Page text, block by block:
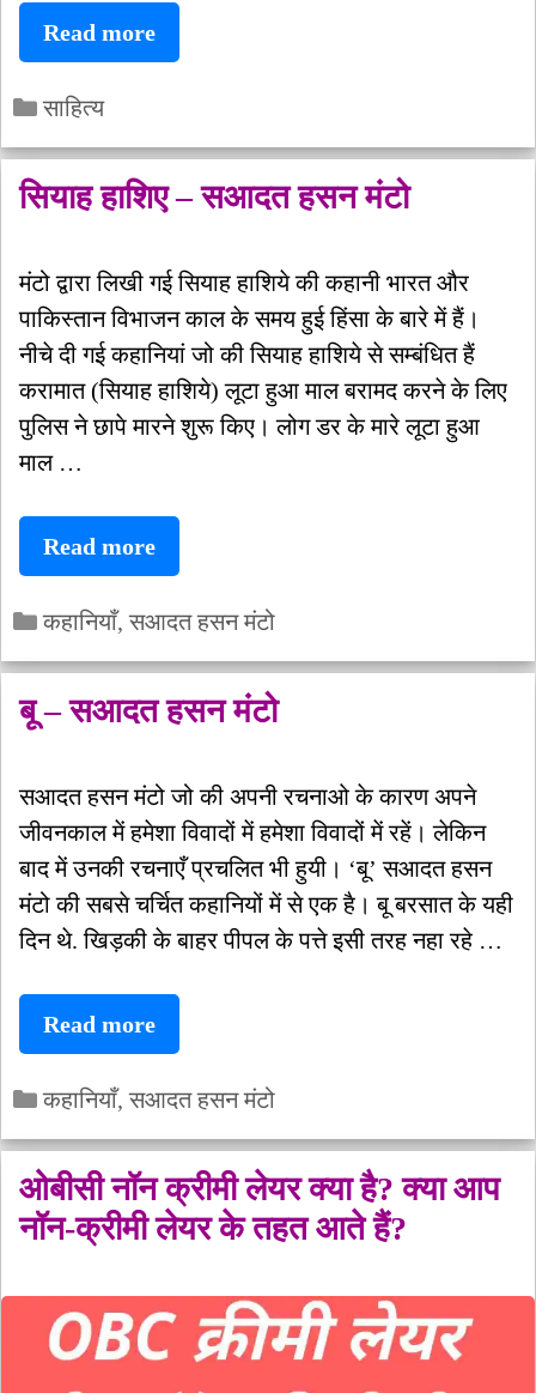
Read moreमैं
नास्तिक
भगत
का
पत्र
Categories
साहित्य
सियाह हाशिए – सआदत हसन मंटो
मंटो द्वारा लिखी गई सियाह हाशिये की कहानी भारत और
पाकिस्तान विभाजन काल के समय हुई हिंसा के बारे में हैं।
नीचे दी गई कहानियां जो की सियाह हाशिये से सम्बंधित हैं
करामात (सियाह हाशिये) लूटा हुआ माल बरामद करने के लिए
पुलिस ने छापे मारने शुरू किए। लोग डर के मारे लूटा हुआ
माल …
Read moreसियाह
हाशिए
–
मंटो
Categories
कहानियाँ,सआदत हसन मंटो
बू – सआदत हसन मंटो
सआदत हसन मंटो जो की अपनी रचनाओ के कारण अपने
जीवनकाल में हमेशा विवादों में हमेशा विवादों में रहें। लेकिन
बाद में उनकी रचनाएँ प्रचलित भी हुयी। ‘बू’ सआदत हसन
मंटो की सबसे चर्चित कहानियों में से एक है। बू बरसात के यही
दिन थे. खिड़की के बाहर पीपल के पत्ते इसी तरह नहा रहे …
Read moreबू
–
सआदत
Categories
कहानियाँ,सआदत हसन मंटो
ओबीसी नॉन क्रीमी लेयर क्या है? क्या आप
नॉन-क्रीमी लेयर के तहत आते हैं?